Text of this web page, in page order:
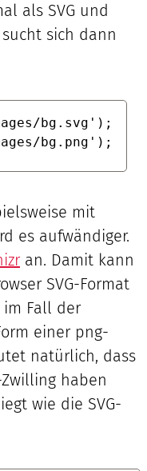
als SVG und
sucht sich dann
bg.svg');
bg.png');
mit
es aufwändiger.
an. Damit kann
SVG-Format
Fall der
einer png-
natürlich, dass
haben
wie die SVG-